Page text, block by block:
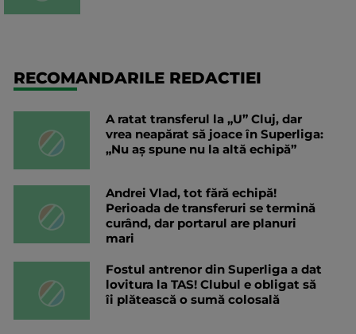
RECOMANDARILE REDACTIEI
A ratat transferul la „U” Cluj, dar
vrea neapărat să joace în Superliga:
„Nu aș spune nu la altă echipă”
Andrei Vlad, tot fără echipă!
Perioada de transferuri se termină
curând, dar portarul are planuri
mari
Fostul antrenor din Superliga a dat
lovitura la TAS! Clubul e obligat să
îi plătească o sumă colosală